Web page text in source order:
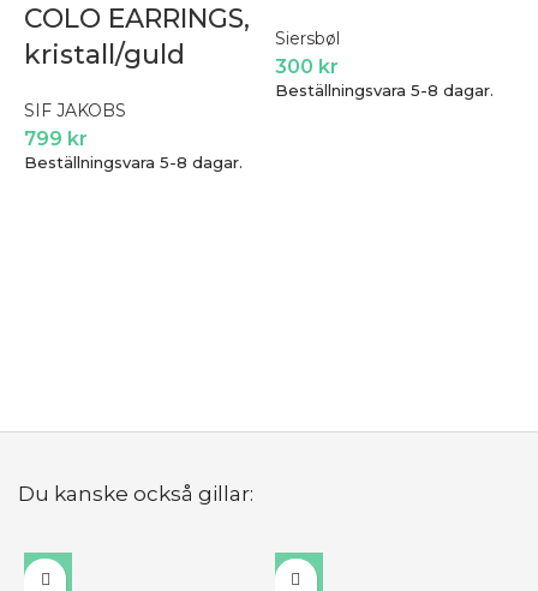
COLO EARRINGS,
kristall/guld
SIF JAKOBS
799 kr
Beställningsvara 5-8 dagar.
Siersbøl
300 kr
Beställningsvara 5-8 dagar.
Du kanske också gillar: